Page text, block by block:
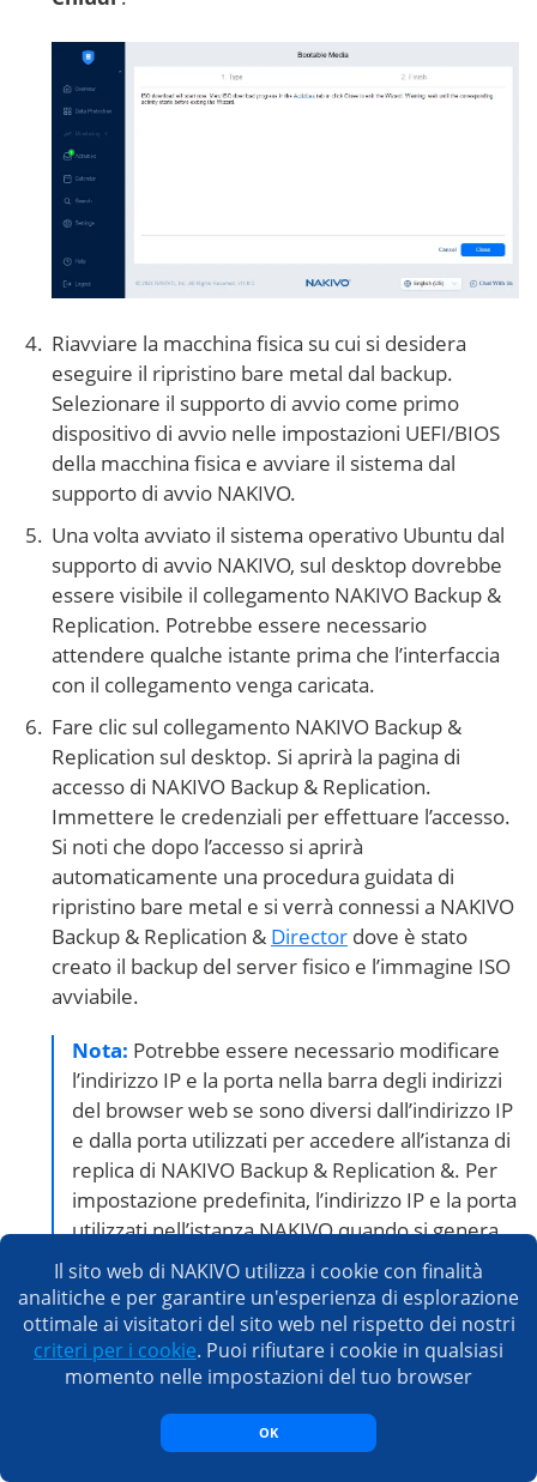
Riavviare la macchina fisica su cui si desidera
eseguire il ripristino bare metal dal backup.
Selezionare il supporto di avvio come primo
dispositivo di avvio nelle impostazioni UEFI/BIOS
della macchina fisica e avviare il sistema dal
supporto di avvio NAKIVO.
Una volta avviato il sistema operativo Ubuntu dal
supporto di avvio NAKIVO, sul desktop dovrebbe
essere visibile il collegamento NAKIVO Backup &
Replication. Potrebbe essere necessario
attendere qualche istante prima che l’interfaccia
con il collegamento venga caricata.
Fare clic sul collegamento NAKIVO Backup &
Replication sul desktop. Si aprirà la pagina di
accesso di NAKIVO Backup & Replication.
Immettere le credenziali per effettuare l’accesso.
Si noti che dopo l’accesso si aprirà
automaticamente una procedura guidata di
ripristino bare metal e si verrà connessi a NAKIVO
Backup & Replication & Director dove è stato
creato il backup del server fisico e l’immagine ISO
avviabile.
Nota: Potrebbe essere necessario modificare
l’indirizzo IP e la porta nella barra degli indirizzi
del browser web se sono diversi dall’indirizzo IP
e dalla porta utilizzati per accedere all’istanza di
replica di NAKIVO Backup & Replication &. Per
impostazione predefinita, l’indirizzo IP e la porta
utilizzati nell’istanza NAKIVO quando si genera
l’immagine ISO avviabile vengono salvati
nell’immagine dell’appliance di ripristino bare
metal.
Il sito web di NAKIVO utilizza i cookie con finalità
analitiche e per garantire un'esperienza di esplorazione
ottimale ai visitatori del sito web nel rispetto dei nostri
criteri per i cookie. Puoi rifiutare i cookie in qualsiasi
momento nelle impostazioni del tuo browser
OK